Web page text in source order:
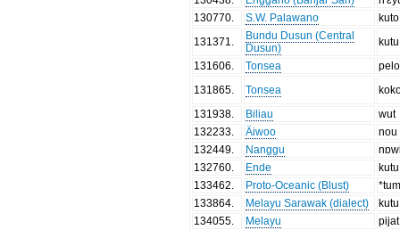
130770
S.W. Palawano
kuto
131371
Bundu Dusun (Central
Dusun)
kutu
131606
Tonsea
131865
Tonsea
131938
Biliau
wut
132233
Äiwoo
nou
132449
Nanggu
132760
Ende
kutu
133462
Proto-Oceanic (Blust)
133864
Melayu Sarawak (dialect)
kutu
134055
Melayu
pijat